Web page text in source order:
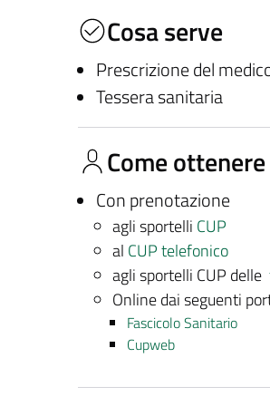
Cosa serve
Prescrizione del
Tessera sanitaria
Come
Con prenotazione
agli sportelli CUP
al CUP telefonico
agli sportelli CUP delle
Online dai seguenti
Fascicolo Sanitario
Cupweb